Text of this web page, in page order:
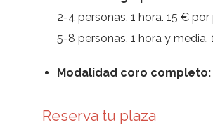
2-4 personas, 1 hora. 15 €
5-8 personas, 1 hora y
Modalidad coro completo:
Reserva tu plaza